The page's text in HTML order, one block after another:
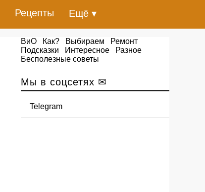
Рецепты Ещё ▾
ВиО Как? Выбираем
Ремонт
Подсказки
Интересное
Разное
Бесполезные советы
Мы в соцсетях ✉
Telegram